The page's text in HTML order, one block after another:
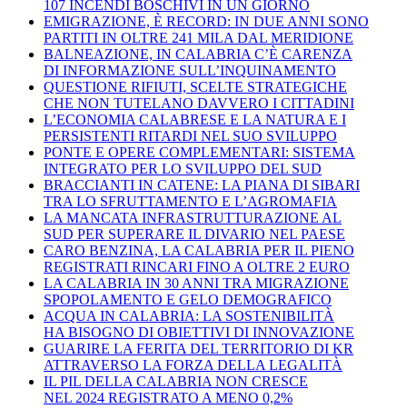
107 INCENDI BOSCHIVI IN UN GIORNO
EMIGRAZIONE, È RECORD: IN DUE ANNI SONO
PARTITI IN OLTRE 241 MILA DAL MERIDIONE
BALNEAZIONE, IN CALABRIA C’È CARENZA
DI INFORMAZIONE SULL’INQUINAMENTO
QUESTIONE RIFIUTI, SCELTE STRATEGICHE
CHE NON TUTELANO DAVVERO I CITTADINI
L’ECONOMIA CALABRESE E LA NATURA E I
PERSISTENTI RITARDI NEL SUO SVILUPPO
PONTE E OPERE COMPLEMENTARI: SISTEMA
INTEGRATO PER LO SVILUPPO DEL SUD
BRACCIANTI IN CATENE: LA PIANA DI SIBARI
TRA LO SFRUTTAMENTO E L’AGROMAFIA
LA MANCATA INFRASTRUTTURAZIONE AL
SUD PER SUPERARE IL DIVARIO NEL PAESE
CARO BENZINA, LA CALABRIA PER IL PIENO
REGISTRATI RINCARI FINO A OLTRE 2 EURO
LA CALABRIA IN 30 ANNI TRA MIGRAZIONE
SPOPOLAMENTO E GELO DEMOGRAFICO
ACQUA IN CALABRIA: LA SOSTENIBILITÀ
HA BISOGNO DI OBIETTIVI DI INNOVAZIONE
GUARIRE LA FERITA DEL TERRITORIO DI KR
ATTRAVERSO LA FORZA DELLA LEGALITÀ
IL PIL DELLA CALABRIA NON CRESCE
NEL 2024 REGISTRATO A MENO 0,2%